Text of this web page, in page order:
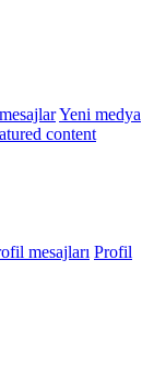
Yeni medya
content
mesajları Profil